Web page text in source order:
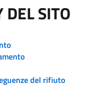
DEL SITO
del rifiuto